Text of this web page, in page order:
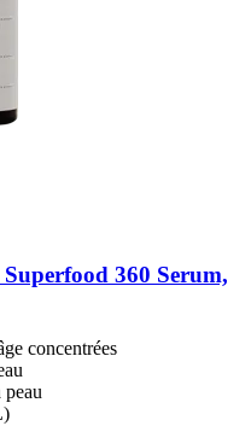
Superfood 360 Serum,
concentrées